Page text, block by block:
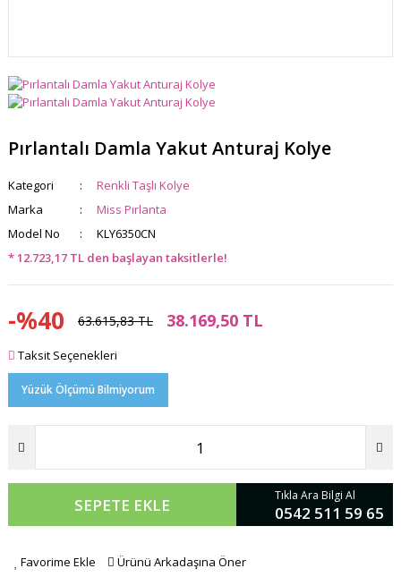
Pırlantalı Damla Yakut Anturaj Kolye
Kategori
Renkli Taşlı Kolye
Marka
Miss Pırlanta
Model No
KLY6350CN
* 12.723,17 TL den başlayan taksitlerle!
-%40 63.615,83 TL 38.169,50 TL
Taksit Seçenekleri
Yüzük Ölçümü Bilmiyorum
SEPETE EKLE Tıkla Ara Bilgi Al
0542 511 59 65
Favorime Ekle Ürünü Arkadaşına Öner